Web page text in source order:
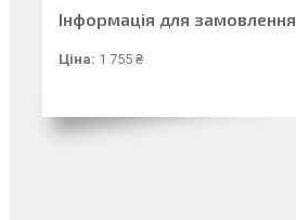
Інформація для замовлення
Ціна: 1 755 ₴